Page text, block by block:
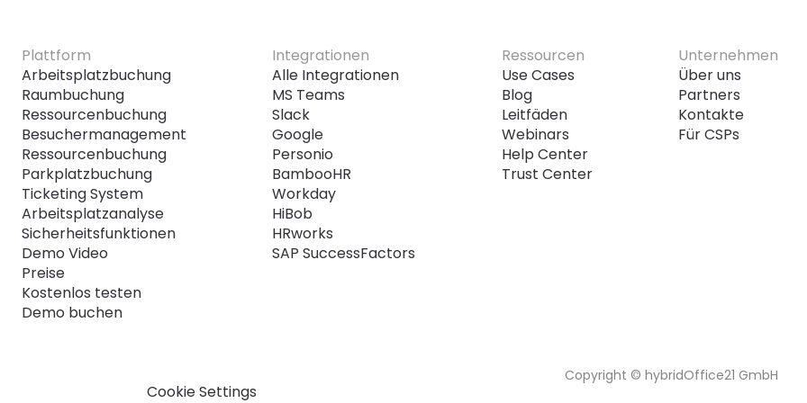
Plattform
Arbeitsplatzbuchung
Raumbuchung
Ressourcenbuchung
Besuchermanagement
Ressourcenbuchung
Parkplatzbuchung
Ticketing System
Arbeitsplatzanalyse
Sicherheitsfunktionen
Demo Video
Preise
Kostenlos testen
Demo buchen
Integrationen
Alle Integrationen
MS Teams
Slack
Google
Personio
BambooHR
Workday
HiBob
HRworks
SAP SuccessFactors
Ressourcen
Use Cases
Blog
Leitfäden
Webinars
Help Center
Trust Center
Unternehmen
Über uns
Partners
Kontakte
Für CSPs
Cookie Settings